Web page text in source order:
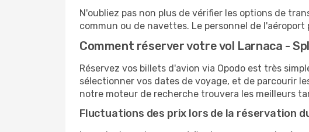
N'oubliez pas non plus de vérifier les options de
commun ou de navettes. Le personnel de
Comment réserver votre vol Larnaca -
Réservez vos billets d'avion via Opodo est très
sélectionner vos dates de voyage, et de parcourir
notre moteur de recherche trouvera les meilleurs
Fluctuations des prix lors de la réservation